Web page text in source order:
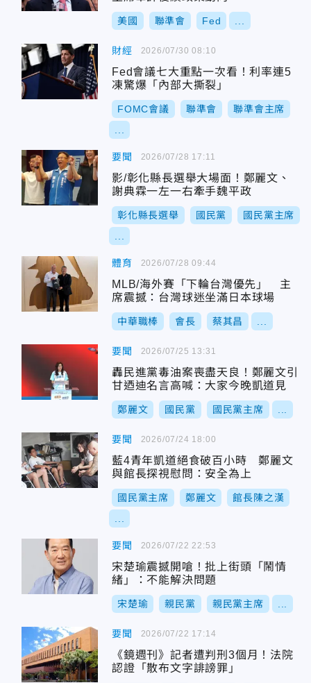
美國 聯準會 Fed
財經
Fed會議七大重點一次看！利率連5
凍驚爆「內部大撕裂」
FOMC會議 聯準會 聯準會主席
2026/07/30 08:10
要聞
影/彰化縣長選舉大場面！鄭麗文、
謝典霖一左一右牽手魏平政
彰化縣長選舉 國民黨 國民黨主席
2026/07/28 17:11
體育
MLB/海外賽「下輪台灣優先」 主
席震撼：台灣球迷坐滿日本球場
中華職棒 會長 蔡其昌
2026/07/28 09:44
要聞
轟民進黨毒油案喪盡天良！鄭麗文引
甘迺迪名言高喊：大家今晚凱道見
鄭麗文 國民黨 國民黨主席
2026/07/25 13:31
要聞
藍4青年凱道絕食破百小時 鄭麗文
與館長探視慰問：安全為上
國民黨主席 鄭麗文 館長陳之漢
2026/07/24 18:00
要聞
宋楚瑜震撼開嗆！批上街頭「鬧情
緒」：不能解決問題
宋楚瑜 親民黨 親民黨主席
2026/07/22 22:53
要聞
《鏡週刊》記者遭判刑3個月！法院
認證「散布文字誹謗罪」
2026/07/22 17:14